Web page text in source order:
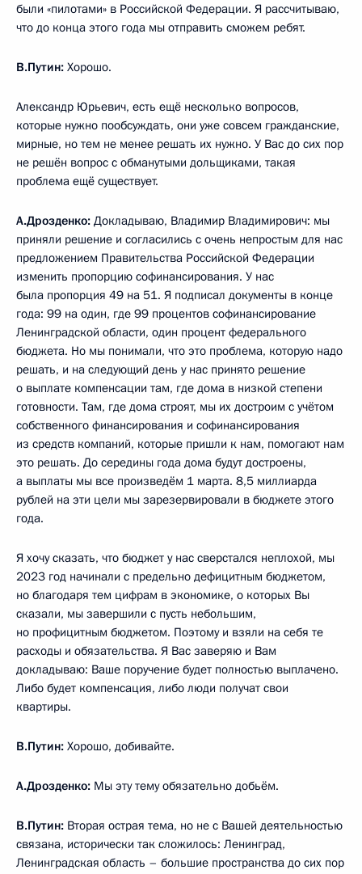
были «пилотами» в Российской Федерации. Я рассчитываю,
что до конца этого года мы отправить сможем ребят.
В.Путин: Хорошо.
Александр Юрьевич, есть ещё несколько вопросов,
которые нужно пообсуждать, они уже совсем гражданские,
мирные, но тем не менее решать их нужно. У Вас до сих пор
не решён вопрос с обманутыми дольщиками, такая
проблема ещё существует.
А.Дрозденко: Докладываю, Владимир Владимирович: мы
приняли решение и согласились с очень непростым для нас
предложением Правительства Российской Федерации
изменить пропорцию софинансирования. У нас
была пропорция 49 на 51. Я подписал документы в конце
года: 99 на один, где 99 процентов софинансирование
Ленинградской области, один процент федерального
бюджета. Но мы понимали, что это проблема, которую надо
решать, и на следующий день у нас принято решение
о выплате компенсации там, где дома в низкой степени
готовности. Там, где дома строят, мы их достроим с учётом
собственного финансирования и софинансирования
из средств компаний, которые пришли к нам, помогают нам
это решать. До середины года дома будут достроены,
а выплаты мы все произведём 1 марта. 8,5 миллиарда
рублей на эти цели мы зарезервировали в бюджете этого
года.
Я хочу сказать, что бюджет у нас сверстался неплохой, мы
2023 год начинали с предельно дефицитным бюджетом,
но благодаря тем цифрам в экономике, о которых Вы
сказали, мы завершили с пусть небольшим,
но профицитным бюджетом. Поэтому и взяли на себя те
расходы и обязательства. Я Вас заверяю и Вам
докладываю: Ваше поручение будет полностью выплачено.
Либо будет компенсация, либо люди получат свои
квартиры.
В.Путин: Хорошо, добивайте.
А.Дрозденко: Мы эту тему обязательно добьём.
В.Путин: Вторая острая тема, но не с Вашей деятельностью
связана, исторически так сложилось: Ленинград,
Ленинградская область – большие пространства до сих пор